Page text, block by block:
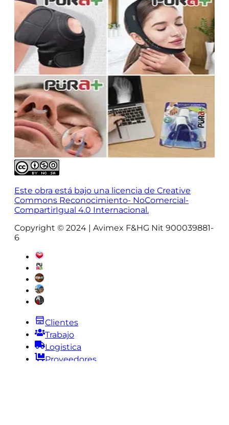
Este obra está bajo una licencia de Creative
Commons Reconocimiento- NoComercial-
CompartirIgual 4.0 Internacional.
Copyright © 2024 | Avimex F&HG Nit 900039881-
6
Clientes
Trabajo
Logistica
Proveedores